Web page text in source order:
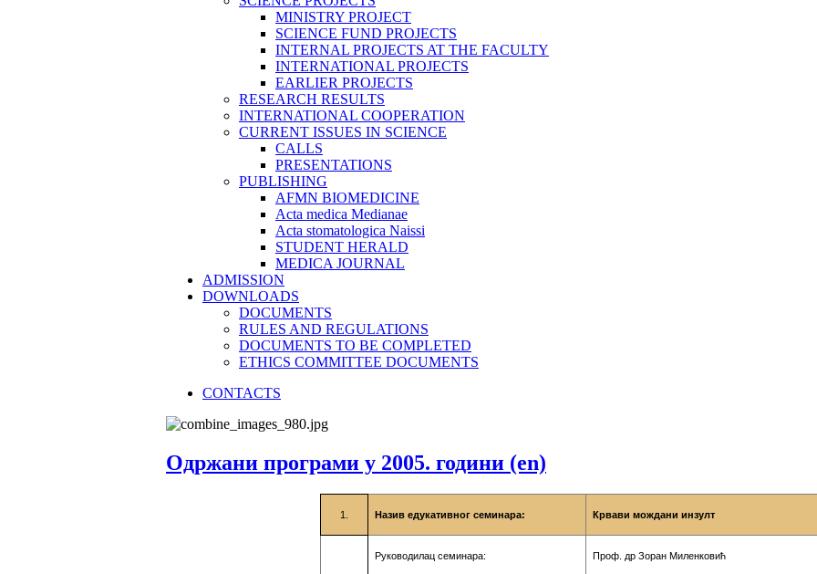
MINISTRY PROJECT
SCIENCE FUND PROJECTS
INTERNAL PROJECTS AT THE FACULTY
INTERNATIONAL PROJECTS
EARLIER PROJECTS
RESEARCH RESULTS
INTERNATIONAL COOPERATION
CURRENT ISSUES IN SCIENCE
CALLS
PRESENTATIONS
PUBLISHING
AFMN BIOMEDICINE
Acta medica Medianae
Acta stomatologica Naissi
STUDENT HERALD
MEDICA JOURNAL
ADMISSION
DOWNLOADS
DOCUMENTS
RULES AND REGULATIONS
DOCUMENTS TO BE COMPLETED
ETHICS COMMITTEE DOCUMENTS
CONTACTS
Одржани програми у 2005. години (en)
1. Назив едукативног семинара: Крвави мождани инзулт
Руководилац семинара: Проф. др Зоран Миленковић